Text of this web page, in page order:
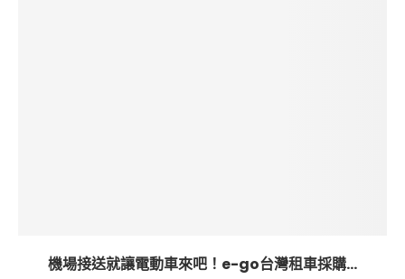
機場接送就讓電動車來吧！e-go台灣租車採購...